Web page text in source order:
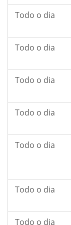
Todo o dia
Todo o dia
Todo o dia
Todo o dia
Todo o dia
Todo o dia
Todo o dia